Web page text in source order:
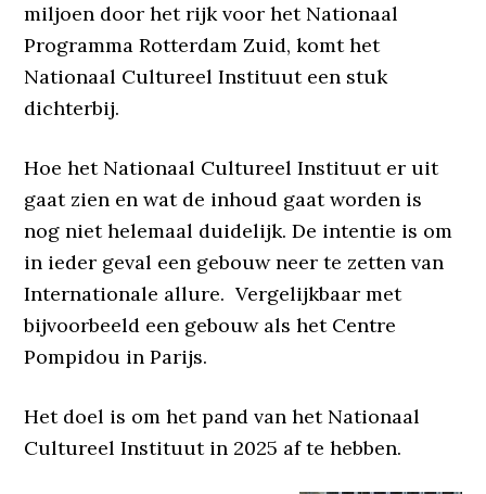
miljoen door het rijk voor het Nationaal
Programma Rotterdam Zuid, komt het
Nationaal Cultureel Instituut een stuk
dichterbij.
Hoe het Nationaal Cultureel Instituut er uit
gaat zien en wat de inhoud gaat worden is
nog niet helemaal duidelijk. De intentie is om
in ieder geval een gebouw neer te zetten van
Internationale allure. Vergelijkbaar met
bijvoorbeeld een gebouw als het Centre
Pompidou in Parijs.
Het doel is om het pand van het Nationaal
Cultureel Instituut in 2025 af te hebben.